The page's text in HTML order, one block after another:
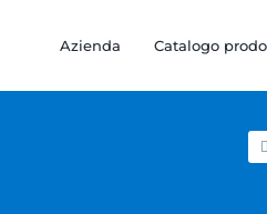
Azienda Catalogo